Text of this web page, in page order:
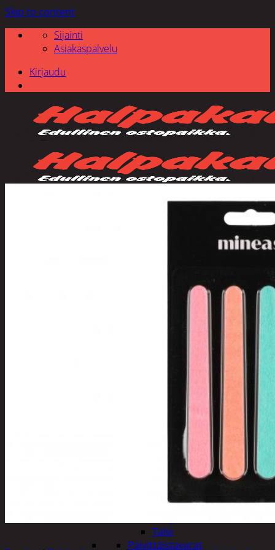
Skip to content
Sijainti
Asiakaspalvelu
Kirjaudu
Poistotuotteet
Joulu- ja kausivalot
Eläimet ja
tontut
Valoketjut ja
kuusenvalot
Joulukoristeet
Kranssit ja
asetelmat
Tontut ja
muut
Paketointi
Talvi
Päivittäistavarat